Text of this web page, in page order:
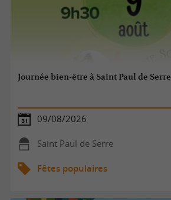
Journée bien-être à Saint Paul de Serre
09/08/2026
Saint Paul de Serre
Fêtes populaires